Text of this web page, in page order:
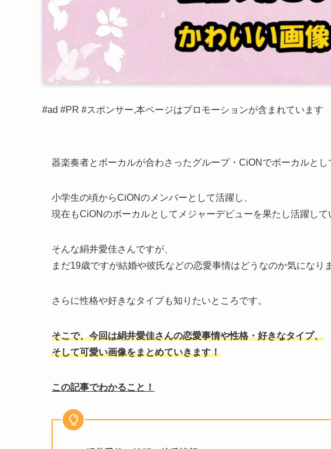
#ad #PR #スポンサー,本ページはプロモーションが含まれています
器楽奏者とボーカルが合わさったグループ・CiONでボーカルとし
小学生の頃からCiONのメンバーとして活躍し、
現在もCiONのボーカルとしてメジャーデビューを果たし活躍して
そんな絹井愛佳さんですが、
まだ19歳ですが結婚や彼氏などの恋愛事情はどうなのか気になり
さらに性格や好きなタイプも知りたいところです。
そこで、今回は絹井愛佳さんの恋愛事情や性格・好きなタイプ、
そして可愛い画像をまとめていきます！
この記事でわかること！